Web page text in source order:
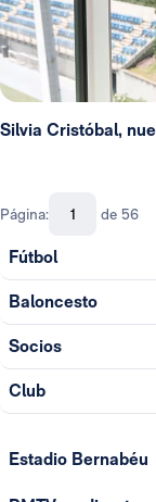
Silvia Cristóbal,
Página: de 56
Fútbol
Baloncesto
Socios
Club
Estadio Bernabéu